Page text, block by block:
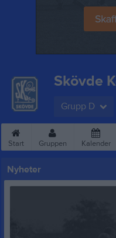
Skövde
Grupp D
Start Gruppen Kalender
Nyheter